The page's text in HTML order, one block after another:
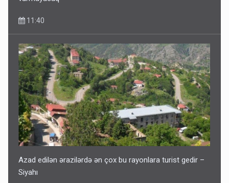
11:40
Azad edilən ərazilərdə ən çox bu rayonlara turist gedir –
Siyahı